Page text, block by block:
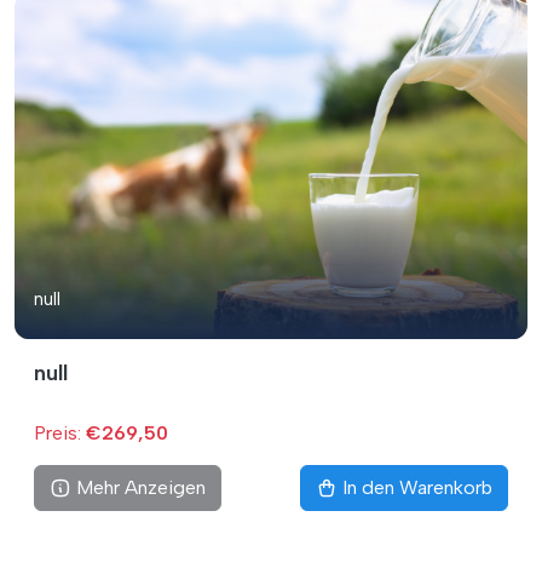
null
null
Preis: €269,50
Mehr Anzeigen In den Warenkorb